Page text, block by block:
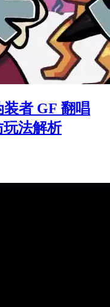
装者 GF 翻唱
法解析